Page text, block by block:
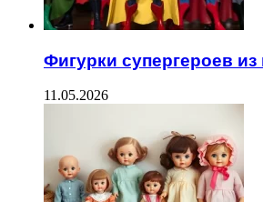
Фигурки супергероев из
11.05.2026